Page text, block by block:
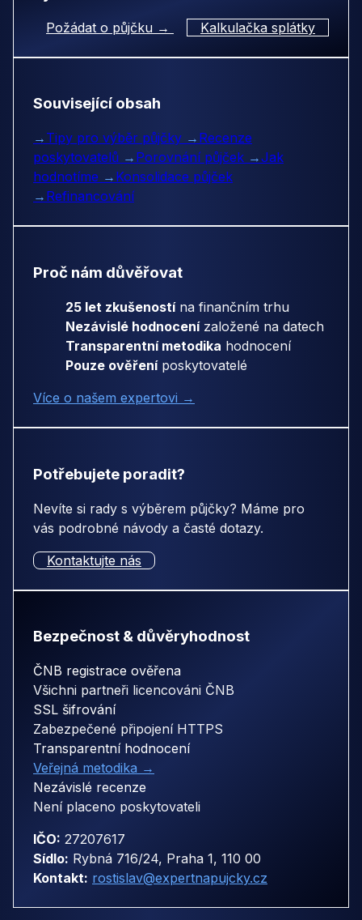
Požádat o půjčku → Kalkulačka splátky
Související obsah
→ Tipy pro výběr půjčky → Recenze
poskytovatelů → Porovnání půjček →Jak
hodnotíme → Konsolidace půjček
→ Refinancování
Proč nám důvěřovat
25 let zkušenostína finančním trhu
Nezávislé hodnocenízaložené na datech
Transparentní metodika hodnocení
Pouze ověřeníposkytovatelé
Více o našem expertovi →
Potřebujete poradit?
Nevíte si rady s výběrem půjčky? Máme pro
vás podrobné návody a časté dotazy.
Kontaktujte nás
Bezpečnost & důvěryhodnost
ČNB registrace ověřena
Všichni partneři licencováni ČNB
SSL šifrování
Zabezpečené připojení HTTPS
Transparentní hodnocení
Veřejná metodika →
Nezávislé recenze
Není placeno poskytovateli
IČO: 27207617
Sídlo: Rybná 716/24, Praha 1, 110 00
Kontakt: rostislav@expertnapujcky.cz